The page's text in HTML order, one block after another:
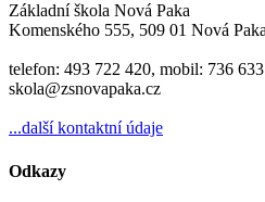
Základní škola Nová Paka
Komenského 555, 509 01 Nová Paka
telefon: 493 722 420, mobil: 736
skola@zsnovapaka.cz
...další kontaktní údaje
Odkazy